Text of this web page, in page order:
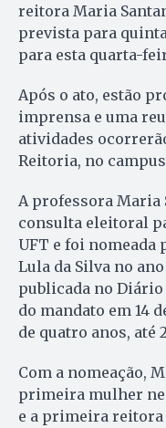
reitora Maria
prevista para
para esta quarta-
Após o ato, estão
imprensa e uma
atividades
Reitoria, no
A professora Maria
consulta eleitoral
UFT e foi
Lula da Silva no
publicada no
do mandato em 14
de quatro anos, até
Com a nomeação,
primeira mulher
e a primeira